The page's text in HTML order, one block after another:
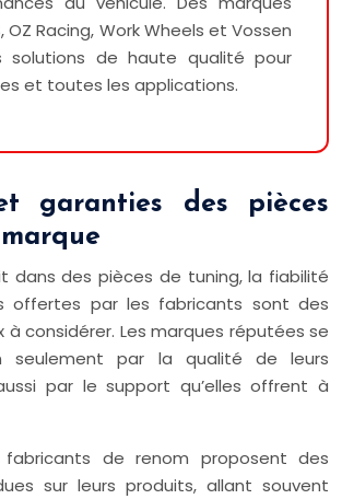
OZ Racing, Work Wheels et Vossen
solutions de haute qualité pour
et toutes les applications.
garanties des pièces
dans des pièces de tuning, la fiabilité
offertes par les fabricants sont des
à considérer. Les marques réputées se
seulement par la qualité de leurs
par le support qu’elles offrent à
de renom proposent des
sur leurs produits, allant souvent